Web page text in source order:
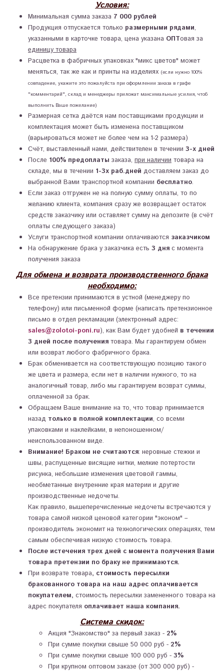
Условия:
Минимальная сумма заказа 7 000 рублей
Продукция отпускается только размерными рядами,
указанными в карточке товара, цена указана ОПТовая за
единицу товара
Расцветка в фабричных упаковках "микс цветов" может
меняться, так же как и принты на изделиях (если нужно 100%
совпадение, укажите это пожалуйста при оформлении заказа в графе
"комментарий", склад и менеджеры приложат максимальные усилия, чтоб
выполнить Ваше пожелание)
Размерная сетка даётся нам поставщиками продукции и
комплектация может быть изменена поставщиком
(варьироваться может не более чем на 1-2 размера)
Счёт, выставленный нами, действителен в течении 3-х дней
После 100% предоплаты заказа, при наличии товара на
складе, мы в течении 1-3х раб.дней доставляем заказ до
выбранной Вами транспортной компании бесплатно.
Если заказ отгружен не на полную сумму оплаты, то по
желанию клиента, компания сразу же возвращает остаток
средств заказчику или оставляет сумму на депозите (в счёт
оплаты следующего заказа)
Услуги транспортной компании оплачиваются заказчиком
На обнаружение брака у заказчика есть 3 дня с момента
получения заказа
Для обмена и возврата производственного брака
необходимо:
Все претензии принимаются в устной (менеджеру по
телефону) или письменной форме (написать претензионное
письмо в отдел рекламации (электронный адрес:
sales@zolotoi-poni.ru), как Вам будет удобней в течении
3 дней после получения товара. Мы гарантируем обмен
или возврат любого фабричного брака.
Брак обменивается на соответствующую позицию такого
же цвета и размера, если нет в наличии нужного, то на
аналогичный товар, либо мы гарантируем возврат суммы,
оплаченной за брак.
Обращаем Ваше внимание на то, что товар принимается
назад только в полной комплектации, со всеми
упаковками и наклейками, в непоношенном/
неиспользованном виде.
Внимание! Браком не считаются: неровные стежки и
швы, распущенные висящие нитки, мелкие потертости
рисунка, небольшие изменения цветовой гаммы,
необметанные внутренние края материи и другие
производственные недочеты.
Как правило, вышеперечисленные недочеты встречаются у
товара самой низкой ценовой категории "эконом" –
производитель экономит на технологических операциях, тем
самым обеспечивая низкую стоимость товара.
После истечения трех дней с момента получения Вами
товара претензии по браку не принимаются.
При возврате товара, стоимость пересылки
бракованного товара на наш адрес оплачивается
покупателем, стоимость пересылки замененного товара на
адрес покупателя оплачивает наша компания.
Система скидок:
Акция "Знакомство" за первый заказ - 2%
При сумме покупки свыше 50 000 руб - 2%
При сумме покупки свыше 100 000 руб - 3%
При крупном оптовом заказе (от 300 000 руб) -